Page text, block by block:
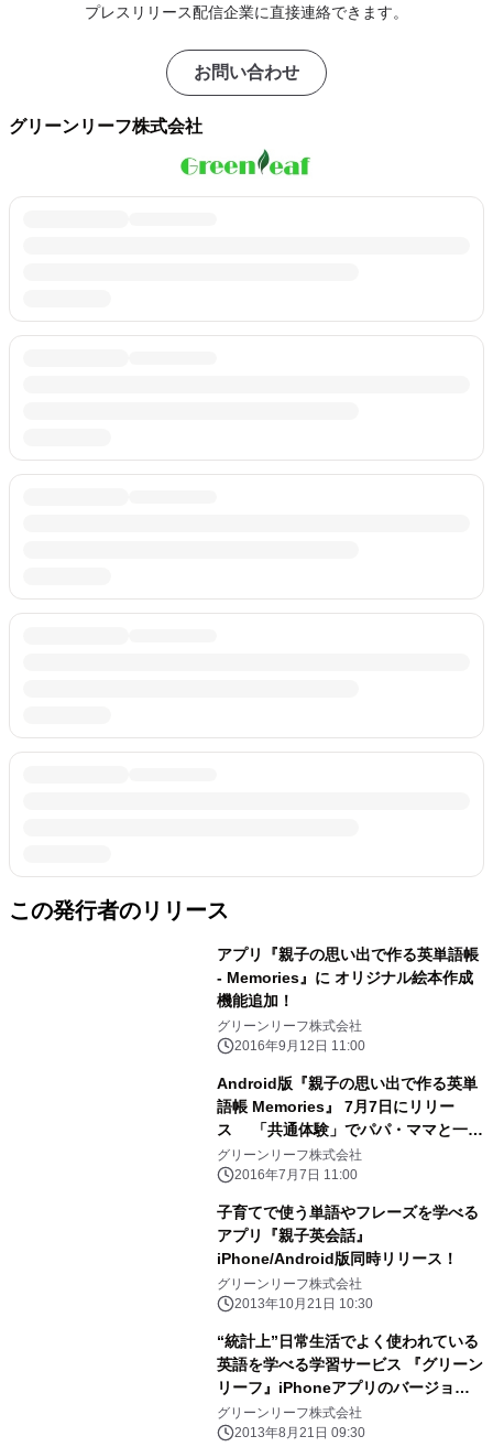
プレスリリース配信企業に直接連絡できます。
お問い合わせ
グリーンリーフ株式会社
この発行者のリリース
アプリ『親子の思い出で作る英単語帳
- Memories』に オリジナル絵本作成
機能追加！
グリーンリーフ株式会社
2016年9月12日 11:00
Android版『親子の思い出で作る英単
語帳 Memories』 7月7日にリリー
ス 「共通体験」でパパ・ママと一緒
に学ぶ体験を ～ 先着100名様限定！
英語カード10枚のプレゼントも～
グリーンリーフ株式会社
2016年7月7日 11:00
子育てで使う単語やフレーズを学べる
アプリ『親子英会話』
iPhone/Android版同時リリース！
グリーンリーフ株式会社
2013年10月21日 10:30
“統計上”日常生活でよく使われている
英語を学べる学習サービス 『グリーン
リーフ』iPhoneアプリのバージョン
アップ第2弾！
グリーンリーフ株式会社
2013年8月21日 09:30